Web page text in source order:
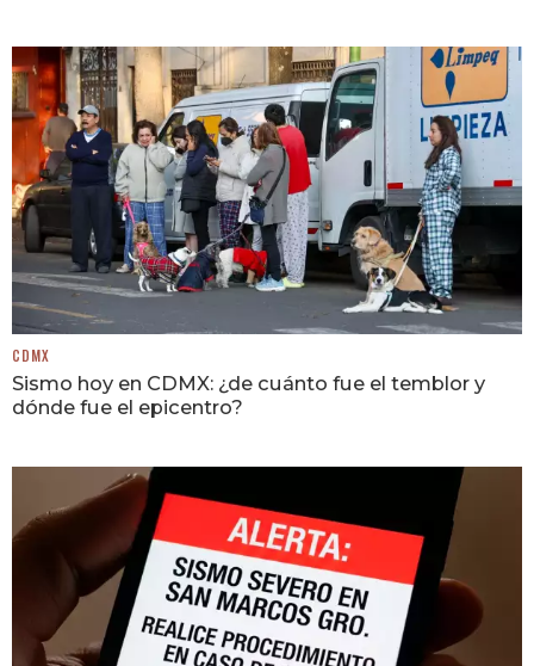
CDMX
Sismo hoy en CDMX: ¿de cuánto fue el temblor y
dónde fue el epicentro?